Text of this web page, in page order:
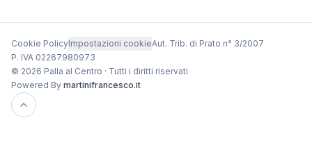
Cookie PolicyImpostazioni cookieAut. Trib. di Prato n° 3/2007
P. IVA 02267980973
© 2026 Palla al Centro · Tutti i diritti riservati
Powered By martinifrancesco.it